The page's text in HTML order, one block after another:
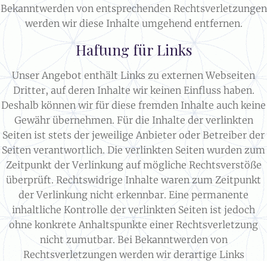
Bekanntwerden von entsprechenden Rechtsverletzungen
werden wir diese Inhalte umgehend entfernen.
Haftung für Links​
Unser Angebot enthält Links zu externen Webseiten
Dritter, auf deren Inhalte wir keinen Einfluss haben.
Deshalb können wir für diese fremden Inhalte auch keine
Gewähr übernehmen. Für die Inhalte der verlinkten
Seiten ist stets der jeweilige Anbieter oder Betreiber der
Seiten verantwortlich. Die verlinkten Seiten wurden zum
Zeitpunkt der Verlinkung auf mögliche Rechtsverstöße
überprüft. Rechtswidrige Inhalte waren zum Zeitpunkt
der Verlinkung nicht erkennbar. Eine permanente
inhaltliche Kontrolle der verlinkten Seiten ist jedoch
ohne konkrete Anhaltspunkte einer Rechtsverletzung
nicht zumutbar. Bei Bekanntwerden von
Rechtsverletzungen werden wir derartige Links